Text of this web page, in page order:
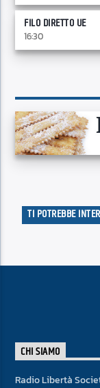
FILO DIRETTO UE
16:30
TI POTREBBE
CHI SIAMO
Radio Libertà